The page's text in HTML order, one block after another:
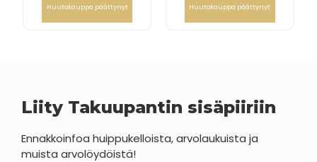
Huutokauppa päättynyt Huutokauppa päättynyt
Liity Takuupantin sisäpiiriin
Ennakkoinfoa huippukelloista, arvolaukuista ja
muista arvolöydöistä!